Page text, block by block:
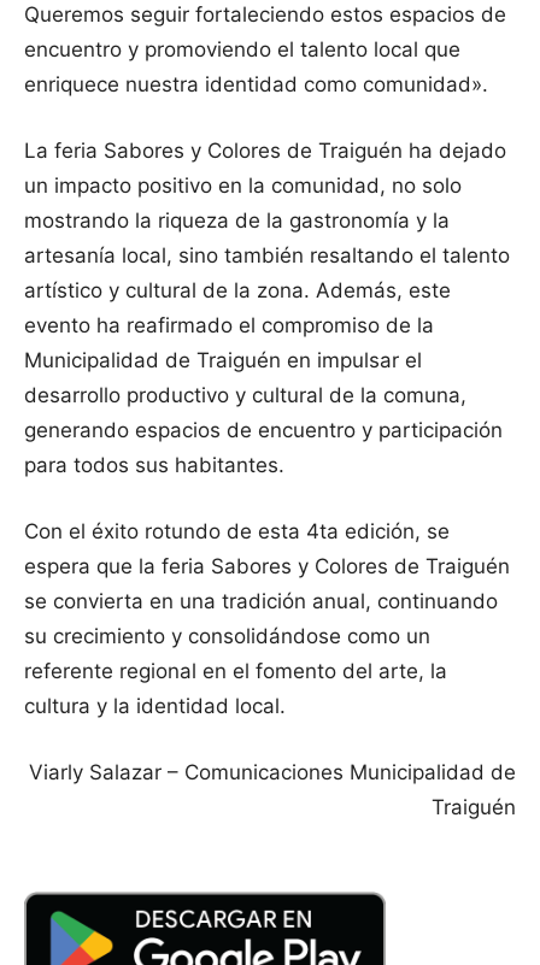
Queremos seguir fortaleciendo estos espacios de
encuentro y promoviendo el talento local que
enriquece nuestra identidad como comunidad».
La feria Sabores y Colores de Traiguén ha dejado
un impacto positivo en la comunidad, no solo
mostrando la riqueza de la gastronomía y la
artesanía local, sino también resaltando el talento
artístico y cultural de la zona. Además, este
evento ha reafirmado el compromiso de la
Municipalidad de Traiguén en impulsar el
desarrollo productivo y cultural de la comuna,
generando espacios de encuentro y participación
para todos sus habitantes.
Con el éxito rotundo de esta 4ta edición, se
espera que la feria Sabores y Colores de Traiguén
se convierta en una tradición anual, continuando
su crecimiento y consolidándose como un
referente regional en el fomento del arte, la
cultura y la identidad local.
Viarly Salazar – Comunicaciones Municipalidad de
Traiguén